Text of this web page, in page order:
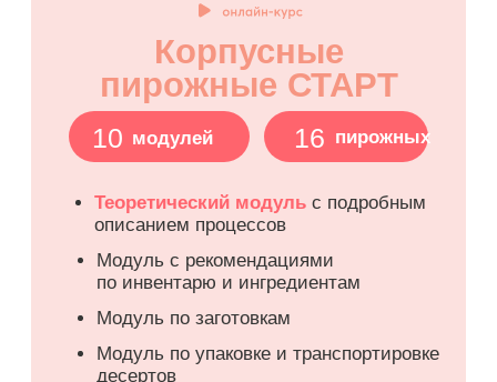
МИНИ-КУРС "ТРЕНДОВЫЕ
ДЕСЕРТЫ С ЮЛИЕЙ
ПРИПУТНЕВОЙ"
Cake to go
Ваши подарки
за полную оплату,
в рассрочку
от банков или
Долями